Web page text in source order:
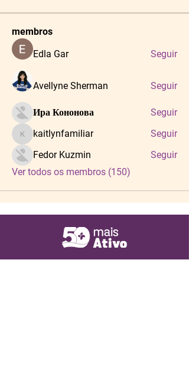
membros
Edla Gar
Seguir
Avellyne Sherman Seguir
Ира Кононова Seguir
kaitlynfamiliar
kaitlynfamiliar
Seguir
Fedor Kuzmin
Seguir
Ver todos os membros (150)